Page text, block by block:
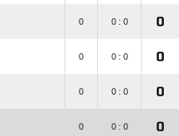
0 0 : 0 0
0 0 : 0 0
0 0 : 0 0
0 0 : 0 0